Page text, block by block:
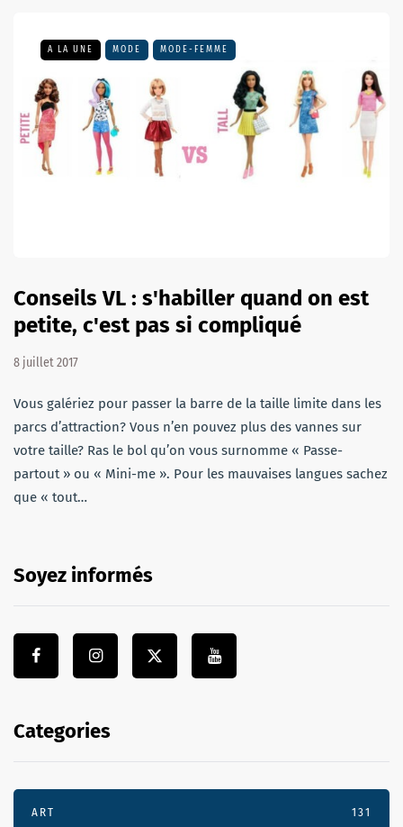
A LA UNE MODE MODE-FEMME
Conseils VL : s'habiller quand on est
petite, c'est pas si compliqué
8 juillet 2017
Vous galériez pour passer la barre de la taille limite dans les
parcs d’attraction? Vous n’en pouvez plus des vannes sur
votre taille? Ras le bol qu’on vous surnomme « Passe-
partout » ou « Mini-me ». Pour les mauvaises langues sachez
que « tout…
Soyez informés
Categories
ART 131